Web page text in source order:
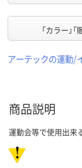
「カラー」
アーテックの運動/
商品説明
運動会等で使用出来